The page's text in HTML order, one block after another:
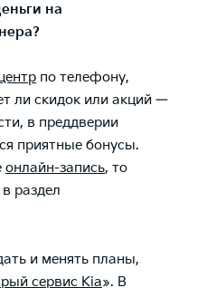
на
по телефону,
ли скидок или акций —
в преддверии
приятные бонусы.
онлайн-запись, то
раздел
и менять планы,
сервис Kia». В